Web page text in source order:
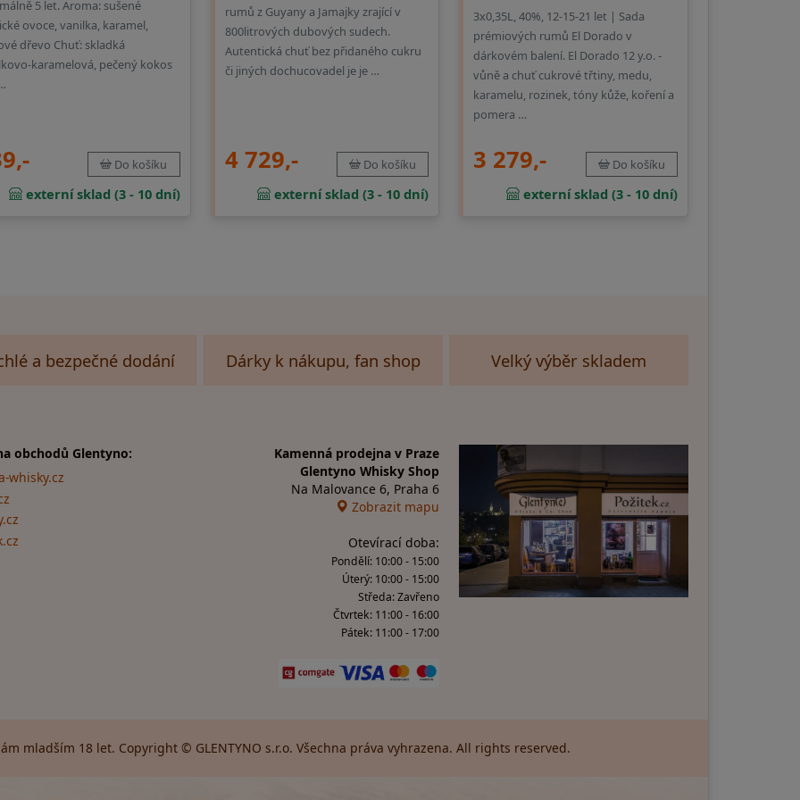
5 let. Aroma: sušené
ovoce, vanilka, karamel,
dřevo Chuť: skladká
karamelová, pečený kokos
Do košíku
externí sklad (3 - 10 dní)
rumů z Guyany a Jamajky zrající v
800litrových dubových sudech.
Autentická chuť bez přidaného cukru
či jiných dochucovadel je je …
4 729,- Do košíku
externí sklad (3 - 10 dní)
3x0,35L, 40%, 12-15-21 let | Sada
prémiových rumů El Dorado v
dárkovém balení. El Dorado 12 y.o. -
vůně a chuť cukrové třtiny, medu,
karamelu, rozinek, tóny kůže, koření a
pomera …
3 279,- Do košíku
externí sklad (3 - 10 dní)
a bezpečné dodání Dárky k nákupu, fan shop Velký výběr skladem
obchodů Glentyno:
whisky.cz
Kamenná prodejna v Praze
Glentyno Whisky Shop
Na Malovance 6, Praha 6
Zobrazit mapu
Otevírací doba:
Pondělí: 10:00 - 15:00
Úterý: 10:00 - 15:00
Středa: Zavřeno
Čtvrtek: 11:00 - 16:00
Pátek: 11:00 - 17:00
mladším 18 let. Copyright © GLENTYNO s.r.o. Všechna práva vyhrazena. All rights reserved.